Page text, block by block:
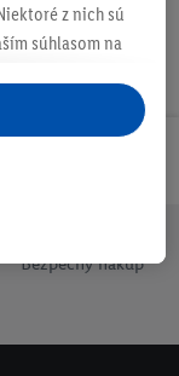
Bezpečný nákup
z nich sú
súhlasom na
mimo nich. Ak
sa spracúvajú
do svojho
adresy,
v službách